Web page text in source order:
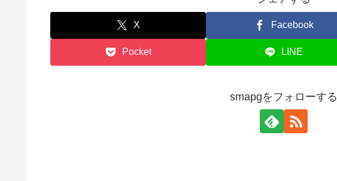
X Facebook
Pocket LINE
smapgをフォローする